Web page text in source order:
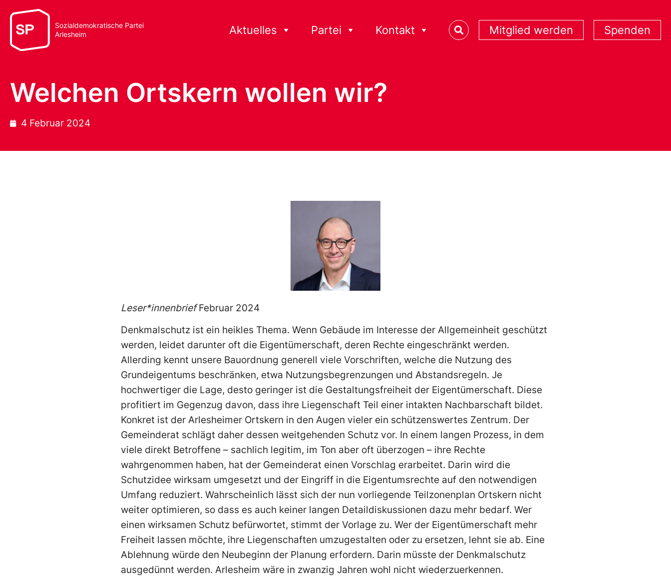
Sozialdemokratische Partei
Arlesheim
Aktuelles Partei Kontakt Mitglied werden Spenden
Welchen Ortskern wollen wir?
4 Februar 2024
Leser*innenbriefFebruar 2024
Denkmalschutz ist ein heikles Thema. Wenn Gebäude im Interesse der Allgemeinheit geschützt
werden, leidet darunter oft die Eigentümerschaft, deren Rechte eingeschränkt werden.
Allerding kennt unsere Bauordnung generell viele Vorschriften, welche die Nutzung des
Grundeigentums beschränken, etwa Nutzungsbegrenzungen und Abstandsregeln. Je
hochwertiger die Lage, desto geringer ist die Gestaltungsfreiheit der Eigentümerschaft. Diese
profitiert im Gegenzug davon, dass ihre Liegenschaft Teil einer intakten Nachbarschaft bildet.
Konkret ist der Arlesheimer Ortskern in den Augen vieler ein schützenswertes Zentrum. Der
Gemeinderat schlägt daher dessen weitgehenden Schutz vor. In einem langen Prozess, in dem
viele direkt Betroffene – sachlich legitim, im Ton aber oft überzogen – ihre Rechte
wahrgenommen haben, hat der Gemeinderat einen Vorschlag erarbeitet. Darin wird die
Schutzidee wirksam umgesetzt und der Eingriff in die Eigentumsrechte auf den notwendigen
Umfang reduziert. Wahrscheinlich lässt sich der nun vorliegende Teilzonenplan Ortskern nicht
weiter optimieren, so dass es auch keiner langen Detaildiskussionen dazu mehr bedarf. Wer
einen wirksamen Schutz befürwortet, stimmt der Vorlage zu. Wer der Eigentümerschaft mehr
Freiheit lassen möchte, ihre Liegenschaften umzugestalten oder zu ersetzen, lehnt sie ab. Eine
Ablehnung würde den Neubeginn der Planung erfordern. Darin müsste der Denkmalschutz
ausgedünnt werden. Arlesheim wäre in zwanzig Jahren wohl nicht wiederzuerkennen.